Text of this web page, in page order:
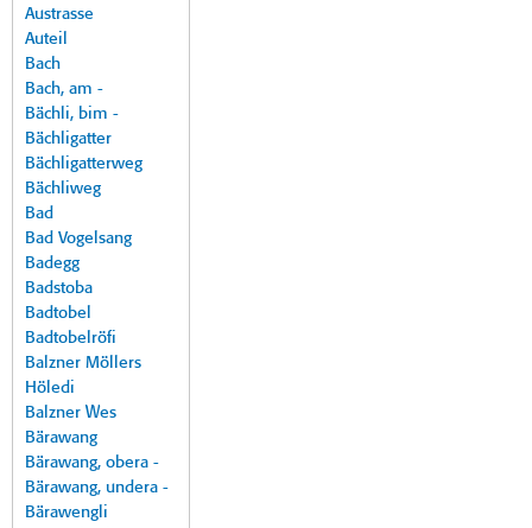
Austrasse
Auteil
Bach
Bach, am -
Bächli, bim -
Bächligatter
Bächligatterweg
Bächliweg
Bad
Bad Vogelsang
Badegg
Badstoba
Badtobel
Badtobelröfi
Balzner Möllers
Höledi
Balzner Wes
Bärawang
Bärawang, obera -
Bärawang, undera -
Bärawengli